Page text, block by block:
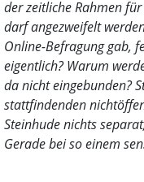
der zeitliche Rahmen
darf angezweifelt
Online-Befragung gab,
eigentlich? Warum
da nicht eingebunden?
stattfindenden
Steinhude nichts
Gerade bei so einem